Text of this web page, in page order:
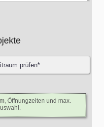
Öffnungzeiten und max.